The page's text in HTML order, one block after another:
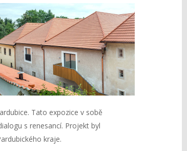
Tato expozice v sobě
s renesancí. Projekt byl
kraje.